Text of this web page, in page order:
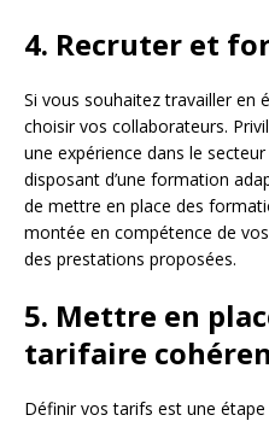
4. Recruter et
Si vous souhaitez travailler en
choisir vos collaborateurs.
une expérience dans le
disposant d’une formation
de mettre en place des
montée en compétence de
des prestations proposées.
5. Mettre en
tarifaire
Définir vos tarifs est une